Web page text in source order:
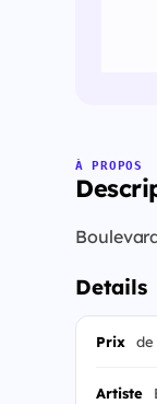
À PROPOS
Details
Prix de
Artiste